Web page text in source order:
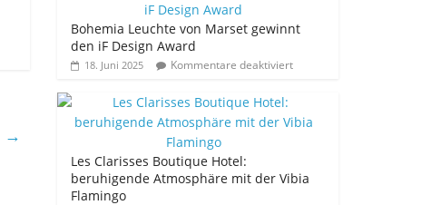
→
Bohemia Leuchte von Marset gewinnt
den iF Design Award
18. Juni 2025 Kommentare deaktiviert
Les Clarisses Boutique Hotel:
beruhigende Atmosphäre mit der Vibia
Flamingo